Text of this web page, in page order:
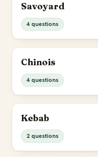
Savoyard
4 questions
Chinois
4 questions
Kebab
2 questions